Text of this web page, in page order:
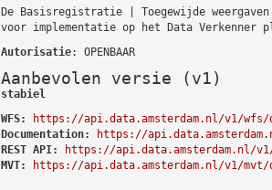
De Basisregistratie | Toegewijde
voor implementatie op het Data Verkenner
Autorisatie: OPENBAAR
Aanbevolen versie (v1)
stabiel
WFS:
https://api.data.amsterdam.nl/v1/wfs/
Documentation:
https://
REST API:
https://api.data.amsterdam.nl/v1/
MVT:
https://api.data.amsterdam.nl/v1/mvt/